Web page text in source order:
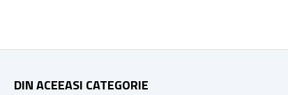
DIN ACEEASI CATEGORIE